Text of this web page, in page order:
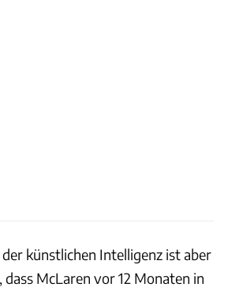
künstlichen Intelligenz ist aber
dass McLaren vor 12 Monaten in